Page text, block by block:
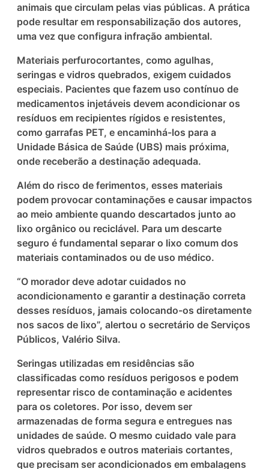
animais que circulam pelas vias públicas. A prática
pode resultar em responsabilização dos autores,
uma vez que configura infração ambiental.
Materiais perfurocortantes, como agulhas,
seringas e vidros quebrados, exigem cuidados
especiais. Pacientes que fazem uso contínuo de
medicamentos injetáveis devem acondicionar os
resíduos em recipientes rígidos e resistentes,
como garrafas PET, e encaminhá-los para a
Unidade Básica de Saúde (UBS) mais próxima,
onde receberão a destinação adequada.
Além do risco de ferimentos, esses materiais
podem provocar contaminações e causar impactos
ao meio ambiente quando descartados junto ao
lixo orgânico ou reciclável. Para um descarte
seguro é fundamental separar o lixo comum dos
materiais contaminados ou de uso médico.
“O morador deve adotar cuidados no
acondicionamento e garantir a destinação correta
desses resíduos, jamais colocando-os diretamente
nos sacos de lixo”, alertou o secretário de Serviços
Públicos, Valério Silva.
Seringas utilizadas em residências são
classificadas como resíduos perigosos e podem
representar risco de contaminação e acidentes
para os coletores. Por isso, devem ser
armazenadas de forma segura e entregues nas
unidades de saúde. O mesmo cuidado vale para
vidros quebrados e outros materiais cortantes,
que precisam ser acondicionados em embalagens